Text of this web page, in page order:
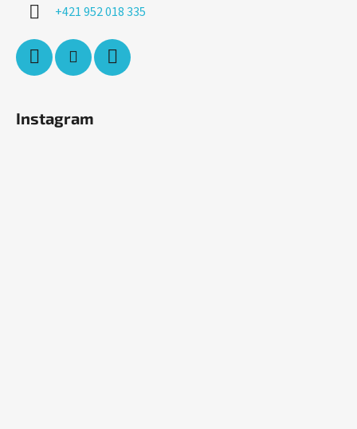
+421 952 018 335
Instagram